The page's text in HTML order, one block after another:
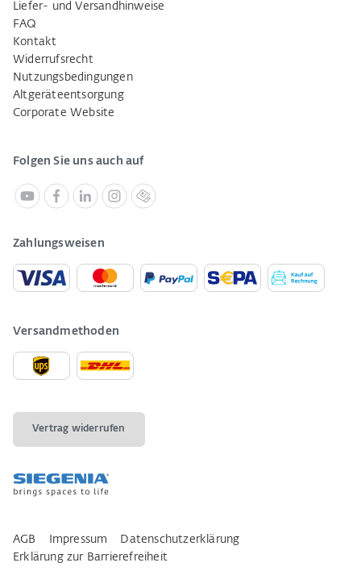
Liefer- und Versandhinweise
FAQ
Kontakt
Widerrufsrecht
Nutzungsbedingungen
Altgeräteentsorgung
Corporate Website
Folgen Sie uns auch auf
Zahlungsweisen
Versandmethoden
Vertrag widerrufen
AGB Impressum
Datenschutzerklärung
Erklärung zur Barrierefreiheit